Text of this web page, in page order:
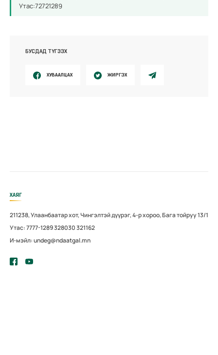
Утас:72721289
БУСДАД ТҮГЭЭХ
ХУВААЛЦАХ ЖИРГЭХ
ХАЯГ
211238, Улаанбаатар хот, Чингэлтэй дүүрэг, 4-р хороо, Бага тойруу 13/1
Утас: 7777-1289 328030 321162
И-мэйл: undeg@ndaatgal.mn